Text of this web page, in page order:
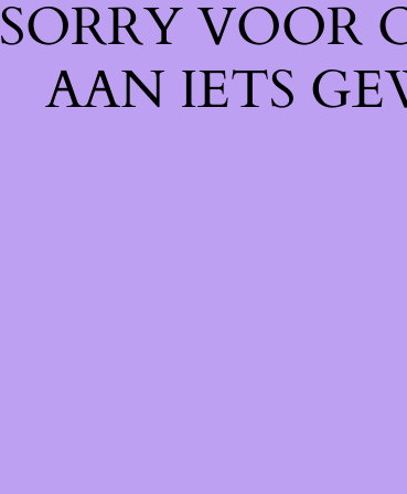
SORRY VOOR
AAN IETS